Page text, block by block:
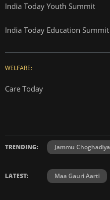
India Today Youth Summit
India Today Education Summit
WELFARE:
Care Today
TRENDING: Jammu Choghadiya
LATEST: Maa Gauri Aarti